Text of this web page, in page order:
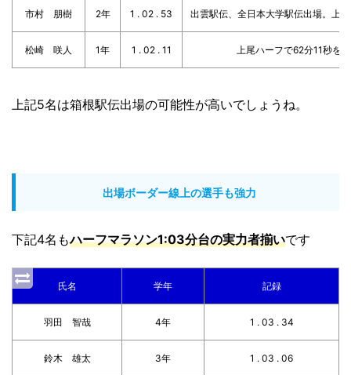
市村 朋樹 2年 1 . 02 . 53 出雲駅伝、全日本大学駅伝出場。上
松崎 咲人 1年 1 . 02 . 11 上尾ハーフで62分11秒を
上記5名は箱根駅伝出場の可能性が高いでしょうね。
出場ボーダー線上の選手も強力
下記4名もハーフマラソン1:03分台の実力者揃いです
氏名 学年 記録
羽田 智哉 4年 1 . 03 . 34
鈴木 雄太 3年 1 . 03 . 06